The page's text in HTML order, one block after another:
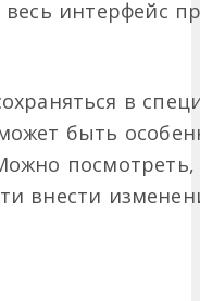
весь интерфейс
в
быть
внести